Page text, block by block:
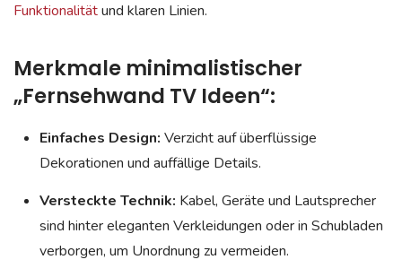
Funktionalitätund klaren Linien.
Merkmale minimalistischer
„Fernsehwand TV Ideen“:
Einfaches Design: Verzicht auf überflüssige
Dekorationen und auffällige Details.
Versteckte Technik: Kabel, Geräte und Lautsprecher
sind hinter eleganten Verkleidungen oder in Schubladen
verborgen, um Unordnung zu vermeiden.